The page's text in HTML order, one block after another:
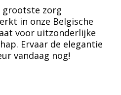
grootste zorg
in onze Belgische
voor uitzonderlijke
Ervaar de elegantie
vandaag nog!